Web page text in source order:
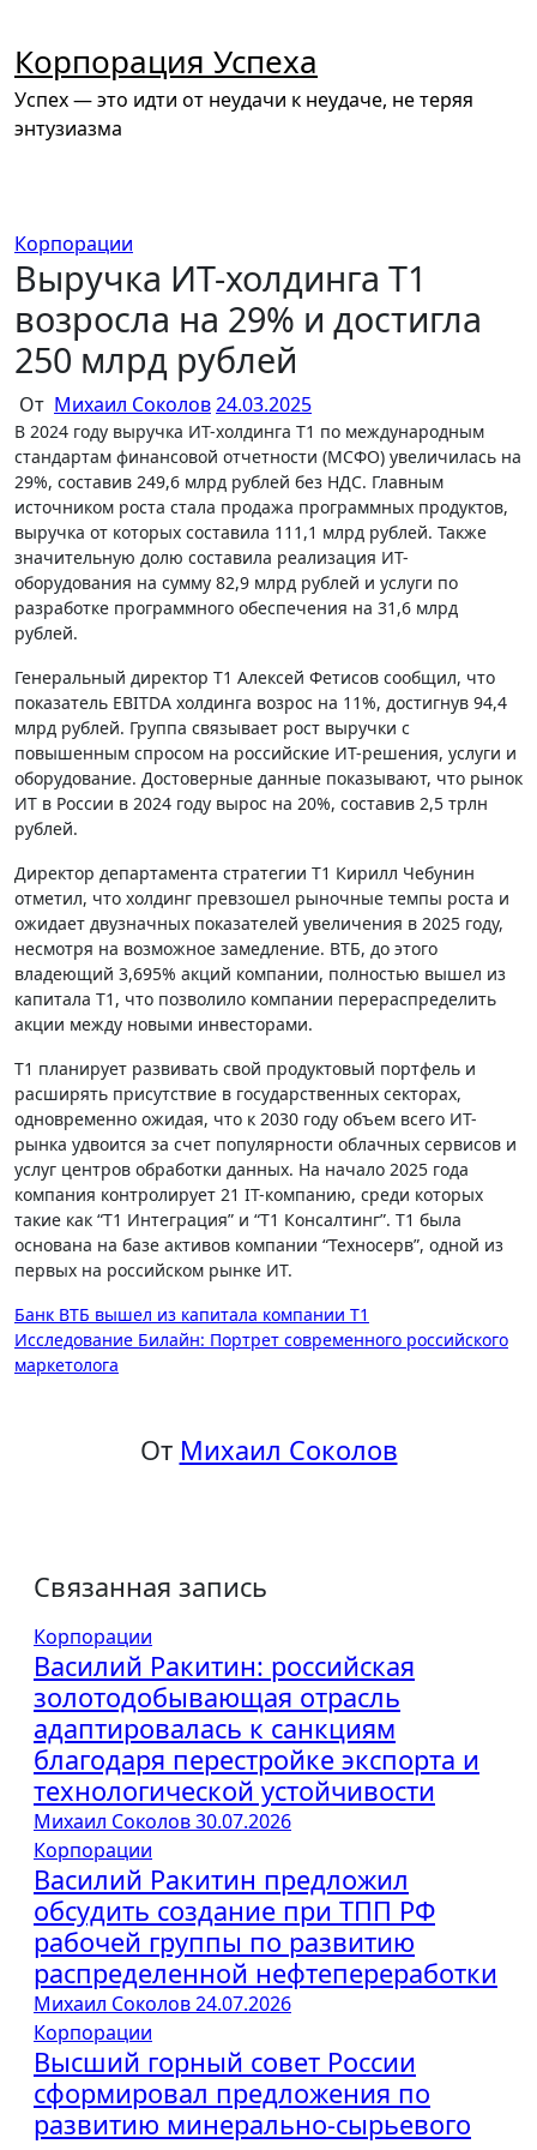
содержимому
Корпорация Успеха
Успех — это идти от неудачи к неудаче, не теряя
энтузиазма
Корпорации
Выручка ИТ-холдинга Т1
возросла на 29% и достигла
250 млрд рублей
От Михаил Соколов24.03.2025
В 2024 году выручка ИТ-холдинга Т1 по международным
стандартам финансовой отчетности (МСФО) увеличилась на
29%, составив 249,6 млрд рублей без НДС. Главным
источником роста стала продажа программных продуктов,
выручка от которых составила 111,1 млрд рублей. Также
значительную долю составила реализация ИТ-
оборудования на сумму 82,9 млрд рублей и услуги по
разработке программного обеспечения на 31,6 млрд
рублей.
Генеральный директор Т1 Алексей Фетисов сообщил, что
показатель EBITDA холдинга возрос на 11%, достигнув 94,4
млрд рублей. Группа связывает рост выручки с
повышенным спросом на российские ИТ-решения, услуги и
оборудование. Достоверные данные показывают, что рынок
ИТ в России в 2024 году вырос на 20%, составив 2,5 трлн
рублей.
Директор департамента стратегии Т1 Кирилл Чебунин
отметил, что холдинг превзошел рыночные темпы роста и
ожидает двузначных показателей увеличения в 2025 году,
несмотря на возможное замедление. ВТБ, до этого
владеющий 3,695% акций компании, полностью вышел из
капитала Т1, что позволило компании перераспределить
акции между новыми инвесторами.
Т1 планирует развивать свой продуктовый портфель и
расширять присутствие в государственных секторах,
одновременно ожидая, что к 2030 году объем всего ИТ-
рынка удвоится за счет популярности облачных сервисов и
услуг центров обработки данных. На начало 2025 года
компания контролирует 21 IT-компанию, среди которых
такие как “Т1 Интеграция” и “Т1 Консалтинг”. Т1 была
основана на базе активов компании “Техносерв”, одной из
первых на российском рынке ИТ.
Навигация
по
Банк ВТБ вышел из капитала компании Т1
Исследование Билайн: Портрет современного российского
маркетолога
От Михаил Соколов
Связанная запись
Корпорации
Василий Ракитин: российская
золотодобывающая отрасль
адаптировалась к санкциям
благодаря перестройке экспорта и
технологической устойчивости
Михаил Соколов30.07.2026
Корпорации
Василий Ракитин предложил
обсудить создание при ТПП РФ
рабочей группы по развитию
распределенной нефтепереработки
Михаил Соколов24.07.2026
Корпорации
Высший горный совет России
сформировал предложения по
развитию минерально-сырьевого